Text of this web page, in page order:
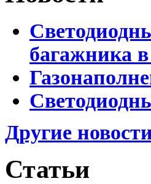
багажника
Другие
Статьи